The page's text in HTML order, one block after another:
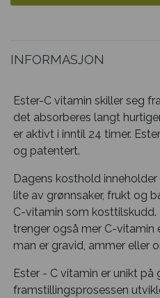
INFORMASJON
Ester-C vitamin skiller seg
det absorberes langt
er aktivt i inntil 24 timer.
og patentert.
Dagens kosthold
lite av grønnsaker, frukt og
C-vitamin som kosttilskudd.
trenger også mer C-vitamin
man er gravid, ammer eller
Ester - C vitamin er unikt på
framstillingsprosessen